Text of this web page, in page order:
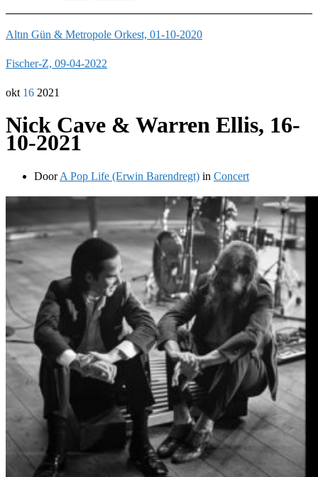
Altın Gün & Metropole Orkest, 01-10-2020
Fischer-Z, 09-04-2022
okt 16 2021
Nick Cave & Warren Ellis, 16-
10-2021
DoorA Pop Life (Erwin Barendregt) in Concert